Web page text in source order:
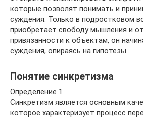
которые позволят понимать и
суждения. Только в подростковом
приобретает свободу мышления и
привязанности к объектам, он
суждения, опираясь на гипотезы.
Понятие синкретизма
Определение 1
Синкретизм является основным
которое характеризует процесс